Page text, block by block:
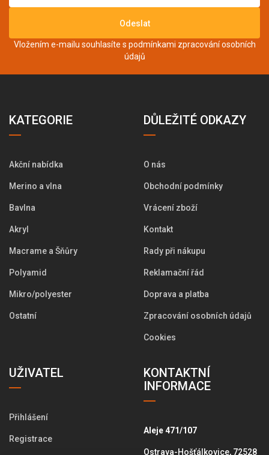
Odeslat
Vložením e-mailu souhlasíte s podmínkami zpracování osobních
údajů
KATEGORIE
Akční nabídka
Merino a vlna
Bavlna
Akryl
Macrame a Šňůry
Polyamid
Mikro/polyester
Ostatní
DŮLEŽITÉ ODKAZY
O nás
Obchodní podmínky
Vrácení zboží
Kontakt
Rady při nákupu
Reklamační řád
Doprava a platba
Zpracování osobních údajů
Cookies
UŽIVATEL
Přihlášení
Registrace
KONTAKTNÍ
INFORMACE
Aleje 471/107
Ostrava-Hošťálkovice, 72528